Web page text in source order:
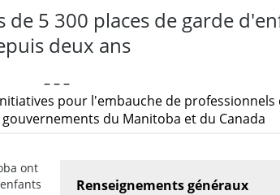
de 5 300 places de garde
deux ans
– – –
pour l'embauche de professionnels
du Manitoba et du Canada
Renseignements généraux
ont